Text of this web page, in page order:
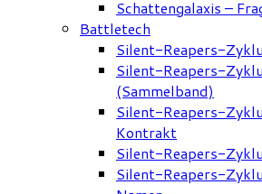
Schattengalaxis –
Battletech
Silent-Reapers-
Silent-Reapers-
(Sammelband)
Silent-Reapers-
Kontrakt
Silent-Reapers-
Silent-Reapers-